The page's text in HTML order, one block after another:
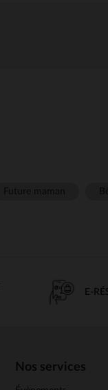
E-
Nos services